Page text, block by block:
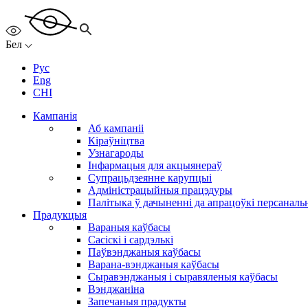
Бел
Рус
Eng
CHI
Кампанія
Аб кампаніі
Кіраўніцтва
Узнагароды
Інфармацыя для акцыянераў
Супрацьдзеянне карупцыі
Адміністрацыйныя працэдуры
Палітыка ў дачыненні да апрацоўкі
Прадукцыя
Вараныя каўбасы
Сасіскі і сардэлькі
Паўвэнджаныя каўбасы
Варана-вэнджаныя каўбасы
Сыравэнджаныя і сыравяленыя каўбасы
Вэнджаніна
Запечаныя прадукты